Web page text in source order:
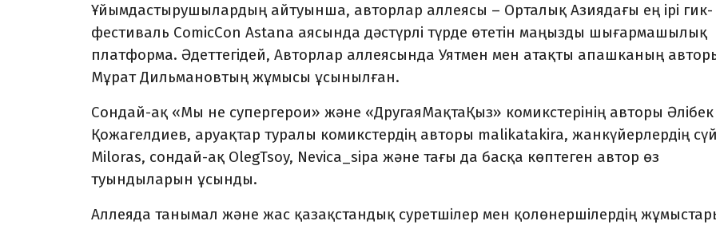
Ұйымдастырушылардың айтуынша, авторлар аллеясы – Орталық Азиядағы ең ірі гик-
фестиваль ComicCon Astana аясында дәстүрлі түрде өтетін маңызды шығармашылық
платформа. Әдеттегідей, Авторлар аллеясында Уятмен мен атақты апашканың
Мұрат Дильмановтың жұмысы ұсынылған.
Сондай-ақ «Мы не супергерои» және «ДругаяМақтаҚыз» комикстерінің авторы Әлібек
Қожагелдиев, аруақтар туралы комикстердің авторы malikatakira, жанкүйерлердің
Miloras, сондай-ақ OlegTsoy, Nevica_sipa және тағы да басқа көптеген автор өз
туындыларын ұсынды.
Аллеяда танымал және жас қазақстандық суретшілер мен қолөнершілердің